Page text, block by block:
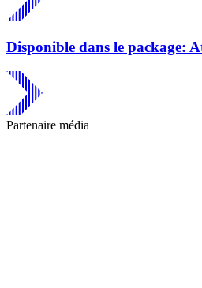
Disponible dans le package:
Partenaire média